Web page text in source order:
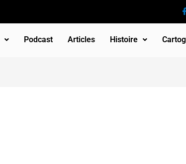
Podcast Articles Histoire